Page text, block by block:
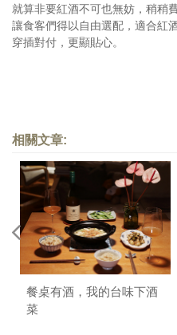
就算非要紅酒不可也無妨，稍稍
讓食客們得以自由選配，適合紅
穿插對付，更顯貼心。
相關文章:
餐桌有酒，我的台味下酒
菜